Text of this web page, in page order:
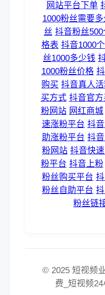
网站平台下单
1000粉丝需要
丝 抖音粉丝
格表 抖音1000
丝1000多少钱
1000粉丝价格
购买 抖音真人
买方式 抖音官方
粉网站 网红商城
速涨粉平台 抖
助涨粉平台 抖
粉网站 抖音快
粉平台 抖音上粉
粉丝购买平台
粉丝自助平台
粉丝链
© 2025 短视频
费_短视频